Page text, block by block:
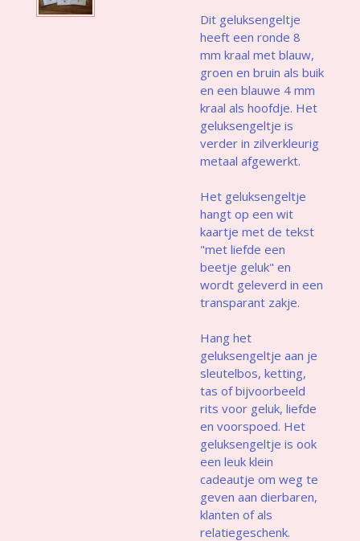
Dit geluksengeltje
heeft een ronde 8
mm kraal met blauw,
groen en bruin als buik
en een blauwe 4 mm
kraal als hoofdje. Het
geluksengeltje is
verder in zilverkleurig
metaal afgewerkt.
Het geluksengeltje
hangt op een wit
kaartje met de tekst
"met liefde een
beetje geluk" en
wordt geleverd in een
transparant zakje.
Hang het
geluksengeltje aan je
sleutelbos, ketting,
tas of bijvoorbeeld
rits voor geluk, liefde
en voorspoed. Het
geluksengeltje is ook
een leuk klein
cadeautje om weg te
geven aan dierbaren,
klanten of als
relatiegeschenk.